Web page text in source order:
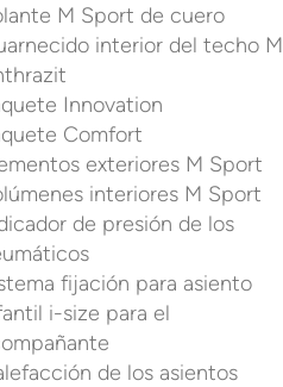
M Sport de cuero
interior del techo M
Innovation
Comfort
exteriores M Sport
interiores M Sport
de presión de los
fijación para asiento
i-size para el
de los asientos